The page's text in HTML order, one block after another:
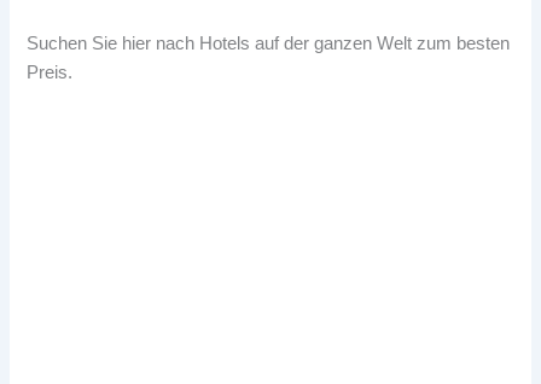
Suchen Sie hier nach Hotels auf der ganzen Welt zum besten
Preis.